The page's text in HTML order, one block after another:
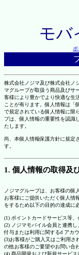
モバ
ポ
株式会社ノジマ及び株式会社ノ
マグループが取扱う商品及びサ
客様により豊かでより快適な生
ことが有ります。個人情報は「
で規定されている個人情報に限
プは、個人情報の重要性を認識
たします。
尚、本個人情報保護方針に規定
す。
1. 個人情報の取得及
ノジマグループは、お客様の個
お客様にご提供いただく個人情
をするため以下の目的の達成に
(1) ポイントカードサービス等
(2) ノジマモバイル会員と連携
付与または利用に関するd アカ
(3)お客様がご購入又はご利用さ
の他お客様のご要望やお問い合
(4) 商品開発および新規サービス